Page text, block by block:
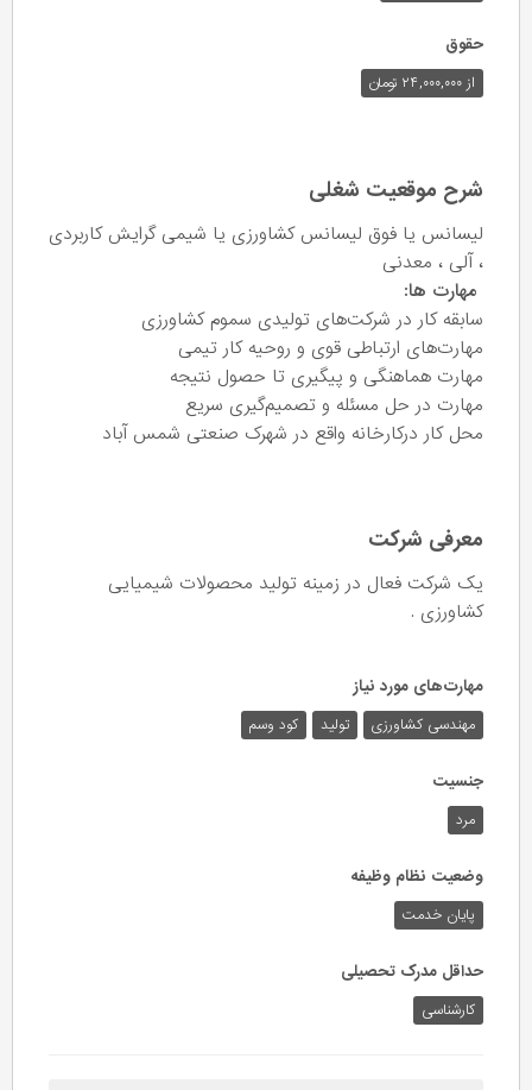
حقوق
از ۲۴,۰۰۰,۰۰۰ تومان
شرح موقعیت شغلی
لیسانس یا فوق لیسانس کشاورزی یا شیمی گرایش کاربردی
، آلی ، معدنی
مهارت ها:
سابقه کار در شرکت‌های تولیدی سموم کشاورزی
مهارت‌های ارتباطی قوی و روحیه کار تیمی
مهارت هماهنگی و پیگیری تا حصول نتیجه
مهارت در حل مسئله و تصمیم‌گیری سریع
محل کار درکارخانه واقع در شهرک صنعتی شمس آباد
معرفی شرکت
یک شرکت فعال در زمینه تولید محصولات شیمیایی
کشاورزی .
مهارت‌های مورد نیاز
مهندسی کشاورزی تولید کود وسم
جنسیت
مرد
وضعیت نظام وظیفه
پایان خدمت
حداقل مدرک تحصیلی
کارشناسی